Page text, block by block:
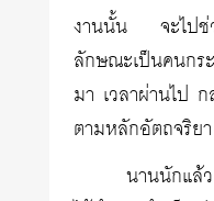
งานนั้น จะไป
ลักษณะเป็นคนกร
มา เวลาผ่านไป
ตามหลักอัตถจริยา
นานนักแล้